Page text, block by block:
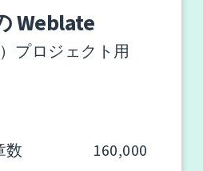
Weblate
プロジェクト用
数
160,000